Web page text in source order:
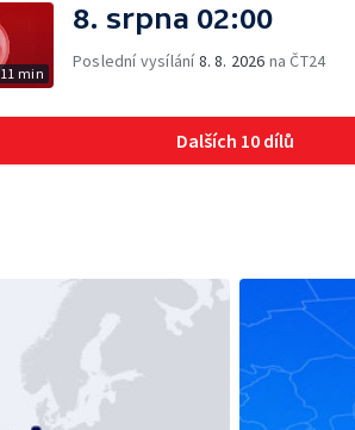
11 min
8. srpna 02:00
Poslední vysílání8. 8. 2026 na ČT24
Dalších 10 dílů